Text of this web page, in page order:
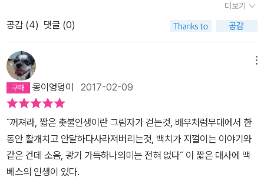
치고 안달하다 사라져버리는 것,백치가 지껄이는 이야기와 같은 건데
소음, 광기 가득하나의미는 전혀 없다. ㅡ 124쪽, 맥베스.그가 깨달은
것이다. 그의 허무함에 동감하지만 욕망의 노예가 아닌 그 욕망을 잘
다스려 긍정적인 곳으로 사용할 수 있었다면 얼마나 좋았을까라는 생
각을 한다. 그렇다면 삶이 지나치게 건조하지도 않으며 치열하지도
않을 텐데 말이다. 이렇게 말하는 나도 맥베스와 다를 바없이 고민하
고 선택한다. 산다는 것은 끊임없이 자신을 다스리는 일이다. 좀 더 안
으로 다가서는 연습을 게을리하지 말아야겠다. 고운 건 더럽고 더러
운 건 고웁다. ㅡ 14쪽, 마녀들의 말.등장하는 마녀들의 말이 모두 헛
소리는 아니었으니 저 말을 기억하고자 한다. 물론 마녀들의 예언이
맥베스에게는 저주가 되었지만 저 말은 진실이다. 그리고 불분명
를 읽으라 자꾸 흐름이 끊겨서 연달아 2독을 했더니 전체그림이 잡힌
다. 무대 공연을 바탕으로 한 글이기에 읽다보면 자연스럽게 무대의
모습을 그리게 된다. 어둡고 좁은 무대, 화려한 조명 대신 핀 조명 하
나가 맥베스에 집중하는 무대가 떠오른다. 꼭 공연으로 한번 보고 싶
다. 항상 비난할 수 밖에 없는 선택, 누가 봐도 惡인 선택을 하는 맥
베스이기에 '이런 몹쓸 놈'이라고 욕하고 싶지만, 권력을 탐하여 피를
부르고, 또 지키기 위해 피를 보면서도 그를 맹렬히 비난하는 것은 어
렵다. 만약 뉴스나 역사 책에서 봤으면 고민없이 비난하겠지만, 그 선
택 전의 망설임과 고민, 선택 뒤의 죄책감과 두려움을 안고 고뇌하는
모습은, 인간은 선인가 악인가를 생각하게 한다. 나는 기본적으로 성
선설을 지지하지만, 살면서 깨닫는 건 과연 객관적으로 옳은 일이라
더보기
공감 (4) 댓글 (0)
몽이엉덩이 2017-02-09
˝꺼져라, 짧은 촛불인생이란 그림자가 걷는것, 배우처럼무대에서 한
동안 활개치고 안달하다사라져버리는것, 백치가 지껄이는 이야기와
같은 건데 소음, 광기 가득하나의미는 전혀 없다˝ 이 짧은 대사에 맥
베스의 인생이 있다.